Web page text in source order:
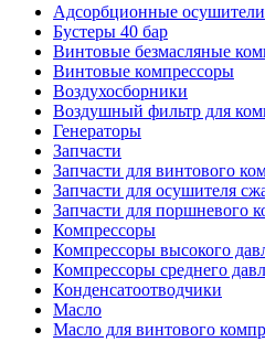
Адсорбционные осушители
Бустеры 40 бар
Винтовые безмасляные
Винтовые компрессоры
Воздухосборники
Воздушный фильтр для
Генераторы
Запчасти
Запчасти для винтового
Запчасти для осушителя
Запчасти для поршневого
Компрессоры
Компрессоры высокого
Компрессоры среднего
Конденсатоотводчики
Масло
Масло для винтового